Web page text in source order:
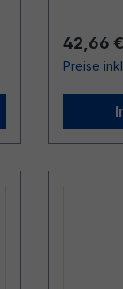
42,66 €
Preise